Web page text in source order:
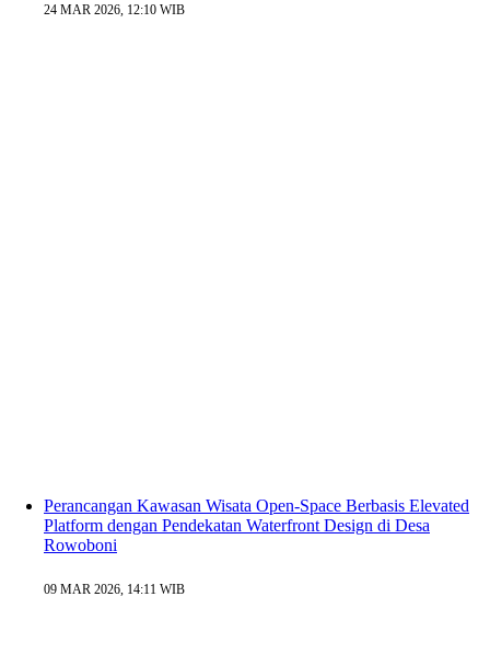
24 MAR 2026, 12:10 WIB
Perancangan Kawasan Wisata Open-Space Berbasis Elevated
Platform dengan Pendekatan Waterfront Design di Desa
Rowoboni
09 MAR 2026, 14:11 WIB